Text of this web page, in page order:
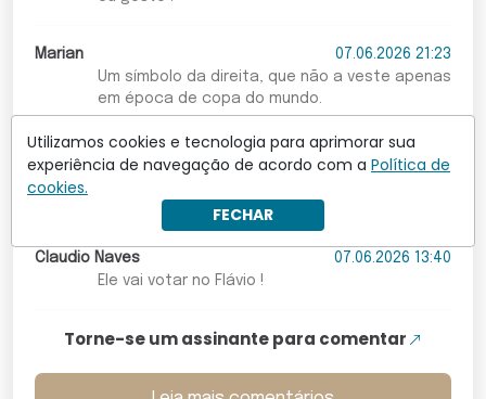
Marian
07.06.2026 21:23
Um símbolo da direita, que não a veste apenas
em época de copa do mundo.
Claudemir Silvestre
07.06.2026 14:51
Assim que acabar as ELEIÇÕES eles voltam a
vestir VERMELHO COMUNISMO !!!
Claudio Naves
07.06.2026 13:40
Ele vai votar no Flávio !
Torne-se um assinante para comentar
Utilizamos cookies e tecnologia para aprimorar sua
experiência de navegação de acordo com a Política de
cookies.
FECHAR